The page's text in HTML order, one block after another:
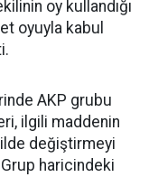
oy kullandığı
oyuyla kabul
AKP grubu
ilgili maddenin
değiştirmeyi
haricindeki